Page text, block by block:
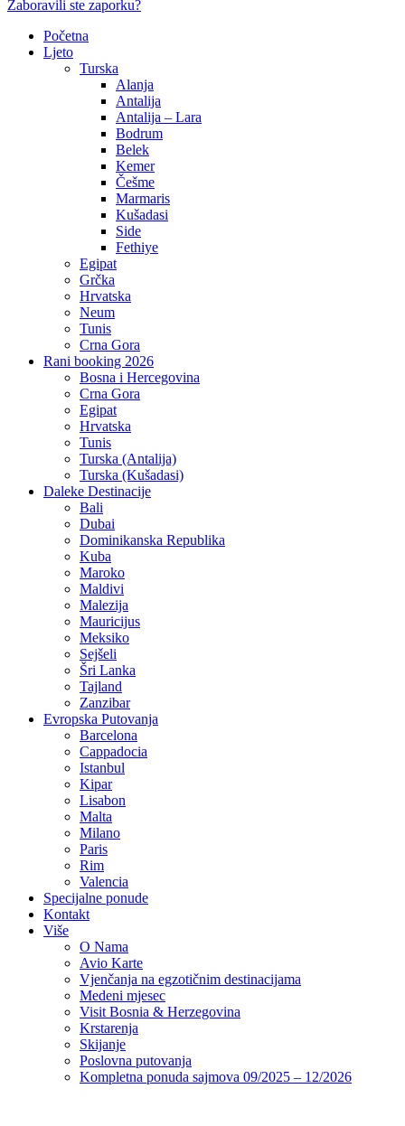
Zaboravili ste zaporku?
Početna
Ljeto
Turska
Alanja
Antalija
Antalija – Lara
Bodrum
Belek
Kemer
Češme
Marmaris
Kušadasi
Side
Fethiye
Egipat
Grčka
Hrvatska
Neum
Tunis
Crna Gora
Rani booking 2026
Bosna i Hercegovina
Crna Gora
Egipat
Hrvatska
Tunis
Turska (Antalija)
Turska (Kušadasi)
Daleke Destinacije
Bali
Dubai
Dominikanska Republika
Kuba
Maroko
Maldivi
Malezija
Mauricijus
Meksiko
Sejšeli
Šri Lanka
Tajland
Zanzibar
Evropska Putovanja
Barcelona
Cappadocia
Istanbul
Kipar
Lisabon
Malta
Milano
Paris
Rim
Valencia
Specijalne ponude
Kontakt
Više
O Nama
Avio Karte
Vjenčanja na egzotičnim destinacijama
Medeni mjesec
Visit Bosnia & Herzegovina
Krstarenja
Skijanje
Poslovna putovanja
Kompletna ponuda sajmova 09/2025 – 12/2026